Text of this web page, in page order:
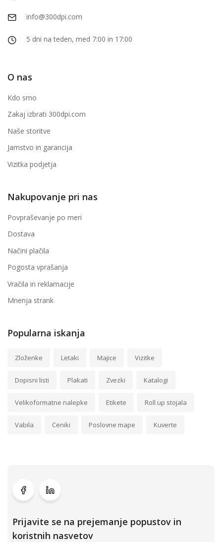
info@300dpi.com
5 dni na teden, med 7:00 in 17:00
O nas
Kdo smo
Zakaj izbrati 300dpi.com
Naše storitve
Jamstvo in garancija
Vizitka podjetja
Nakupovanje pri nas
Povpraševanje po meri
Dostava
Načini plačila
Pogosta vprašanja
Vračila in reklamacije
Mnenja strank
Popularna iskanja
Zloženke Letaki Majice Vizitke
Dopisni listi Plakati Zvezki Katalogi
Velikoformatne nalepke Etikete Roll up stojala
Vabila Ceniki Poslovne mape Kuverte
Prijavite se na prejemanje popustov in
koristnih nasvetov